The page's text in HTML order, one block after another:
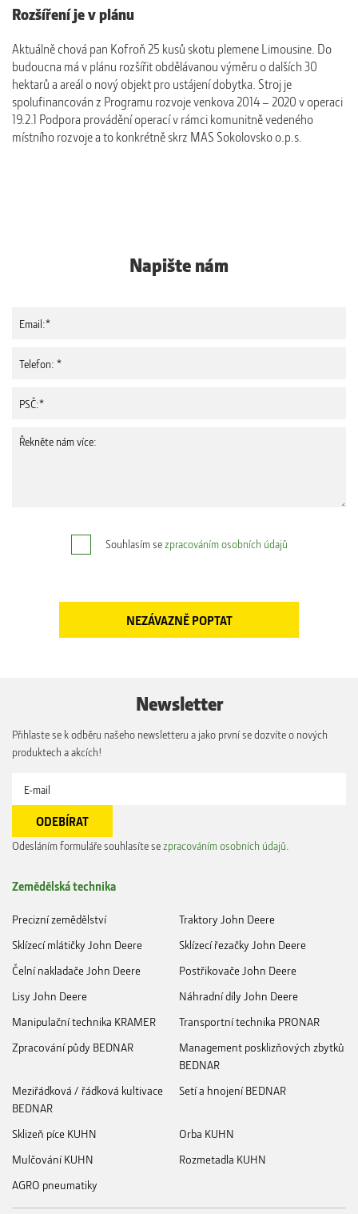
Rozšíření je v plánu
Aktuálně chová pan Kofroň 25 kusů skotu plemene Limousine. Do
budoucna má v plánu rozšířit obdělávanou výměru o dalších 30
hektarů a areál o nový objekt pro ustájení dobytka. Stroj je
spolufinancován z Programu rozvoje venkova 2014 – 2020 v operaci
19.2.1 Podpora provádění operací v rámci komunitně vedeného
místního rozvoje a to konkrétně skrz MAS Sokolovsko o.p.s.
Napište nám
Souhlasím sezpracováním osobních údajů
Newsletter
Přihlaste se k odběru našeho newsletteru a jako první se dozvíte o nových
produktech a akcích!
Odesláním formuláře souhlasíte sezpracováním osobních údajů
Zemědělská technika
Precizní zemědělství
Traktory John Deere
Sklízecí mlátičky John Deere
Sklízecí řezačky John Deere
Čelní nakladače John Deere
Postřikovače John Deere
Lisy John Deere
Náhradní díly John Deere
Manipulační technika KRAMER
Transportní technika PRONAR
Zpracování půdy BEDNAR
Management posklizňových zbytků
BEDNAR
Meziřádková / řádková kultivace
BEDNAR
Setí a hnojení BEDNAR
Sklizeň píce KUHN
Orba KUHN
Mulčování KUHN
Rozmetadla KUHN
AGRO pneumatiky